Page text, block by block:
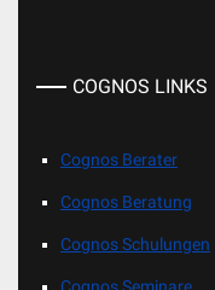
COGNOS LINKS
Cognos Berater
Cognos Beratung
Cognos Schulungen